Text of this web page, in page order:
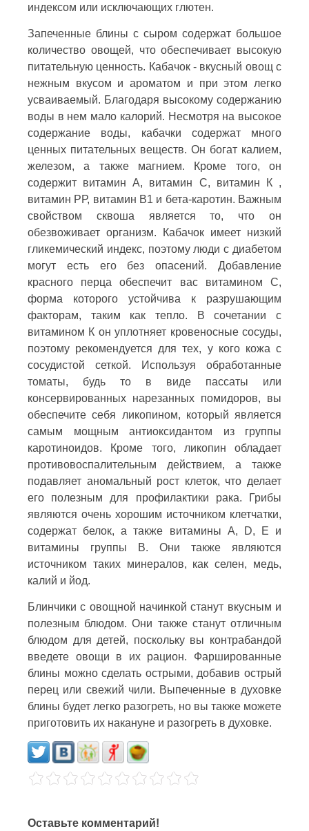
индексом или исключающих глютен.
Запеченные блины с сыром содержат большое
количество овощей, что обеспечивает высокую
питательную ценность. Кабачок - вкусный овощ с
нежным вкусом и ароматом и при этом легко
усваиваемый. Благодаря высокому содержанию
воды в нем мало калорий. Несмотря на высокое
содержание воды, кабачки содержат много
ценных питательных веществ. Он богат калием,
железом, а также магнием. Кроме того, он
содержит витамин А, витамин С, витамин К ,
витамин РР, витамин В1 и бета-каротин. Важным
свойством сквоша является то, что он
обезвоживает организм. Кабачок имеет низкий
гликемический индекс, поэтому люди с диабетом
могут есть его без опасений. Добавление
красного перца обеспечит вас витамином С,
форма которого устойчива к разрушающим
факторам, таким как тепло. В сочетании с
витамином К он уплотняет кровеносные сосуды,
поэтому рекомендуется для тех, у кого кожа с
сосудистой сеткой. Используя обработанные
томаты, будь то в виде пассаты или
консервированных нарезанных помидоров, вы
обеспечите себя ликопином, который является
самым мощным антиоксидантом из группы
каротиноидов. Кроме того, ликопин обладает
противовоспалительным действием, а также
подавляет аномальный рост клеток, что делает
его полезным для профилактики рака. Грибы
являются очень хорошим источником клетчатки,
содержат белок, а также витамины A, D, E и
витамины группы B. Они также являются
источником таких минералов, как селен, медь,
калий и йод.
Блинчики с овощной начинкой станут вкусным и
полезным блюдом. Они также станут отличным
блюдом для детей, поскольку вы контрабандой
введете овощи в их рацион. Фаршированные
блины можно сделать острыми, добавив острый
перец или свежий чили. Выпеченные в духовке
блины будет легко разогреть, но вы также можете
приготовить их накануне и разогреть в духовке.
Оставьте комментарий!